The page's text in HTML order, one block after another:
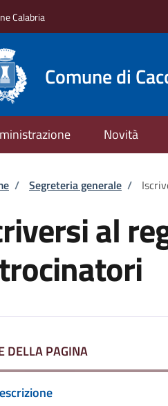
Calabria
Comune di
Novità
di pane
/ Segreteria generale /
al
DELLA PAGINA